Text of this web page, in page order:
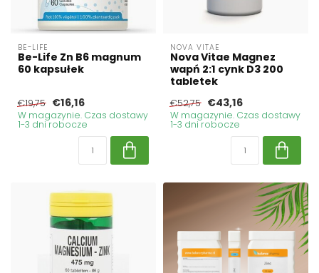
BE-LIFE
Be-Life Zn B6 magnum
60 kapsułek
€19,75 €16,16
W magazynie. Czas dostawy
1-3 dni robocze
NOVA VITAE
Nova Vitae Magnez
wapń 2:1 cynk D3 200
tabletek
€52,75 €43,16
W magazynie. Czas dostawy
1-3 dni robocze